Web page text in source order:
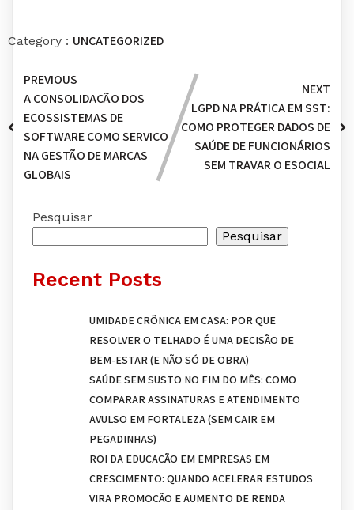
Category : UNCATEGORIZED
PREVIOUS
A CONSOLIDAÇÃO DOS
ECOSSISTEMAS DE
SOFTWARE COMO SERVIÇO
NA GESTÃO DE MARCAS
GLOBAIS
NEXT
LGPD NA PRÁTICA EM SST:
COMO PROTEGER DADOS DE
SAÚDE DE FUNCIONÁRIOS
SEM TRAVAR O ESOCIAL
Pesquisar
Pesquisar
Recent Posts
UMIDADE CRÔNICA EM CASA: POR QUE
RESOLVER O TELHADO É UMA DECISÃO DE
BEM-ESTAR (E NÃO SÓ DE OBRA)
SAÚDE SEM SUSTO NO FIM DO MÊS: COMO
COMPARAR ASSINATURAS E ATENDIMENTO
AVULSO EM FORTALEZA (SEM CAIR EM
PEGADINHAS)
ROI DA EDUCAÇÃO EM EMPRESAS EM
CRESCIMENTO: QUANDO ACELERAR ESTUDOS
VIRA PROMOÇÃO E AUMENTO DE RENDA